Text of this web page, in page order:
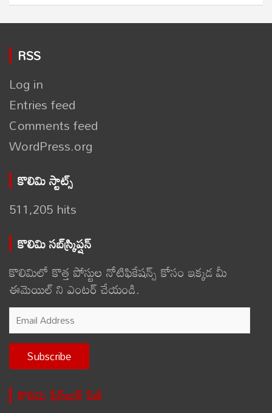
RSS
Log in
Entries feed
Comments feed
WordPress.org
కొలిమి స్టాట్స్
511,205 hits
కొలిమి సబ్‌స్క్రిప్షన్
కొలిమిలో కొత్త పోస్టుల నోటిఫికేషన్స్ కోసం ఇక్కడ మీ
ఈమెయిల్ ని ఎంటర్ చేయండి.
Email
Address
Subscribe
కొలిమి ఫేస్‌బుక్ పేజీ